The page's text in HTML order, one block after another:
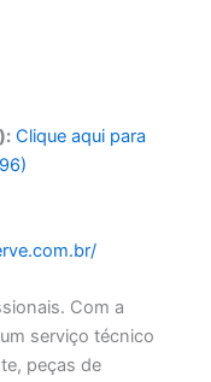
Clique aqui para
Com a
serviço técnico
peças de